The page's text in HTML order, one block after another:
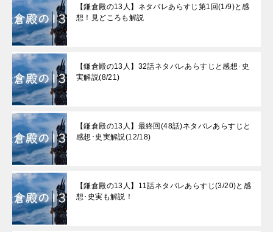
【鎌倉殿の13人】ネタバレあらすじ第1回(1/9)と感
想！見どころも解説
【鎌倉殿の13人】32話ネタバレあらすじと感想･史
実解説(8/21)
【鎌倉殿の13人】最終回(48話)ネタバレあらすじと
感想･史実解説(12/18)
【鎌倉殿の13人】11話ネタバレあらすじ(3/20)と感
想･史実も解説！